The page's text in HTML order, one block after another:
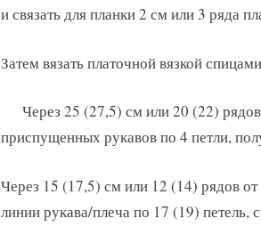
и связать для планки 2 см или 3 ряда
Затем вязать платочной вязкой
Через 25 (27,5) см или 20 (22)
приспущенных рукавов по 4 петли,
Через 15 (17,5) см или 12 (14) рядов
линии рукава/плеча по 17 (19) петель,